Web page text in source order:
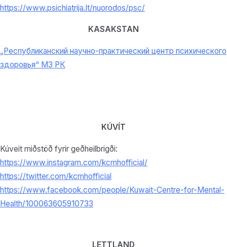
https://www.psichiatrija.lt/nuorodos/psc/
KASAKSTAN
„Республиканский научно-практический центр психического
здоровья“ МЗ РК
KÚVÍT
Kúveit miðstöð fyrir geðheilbrigði:
https://www.instagram.com/kcmhofficial/
https://twitter.com/kcmhofficial
https://www.facebook.com/people/Kuwait-Centre-for-Mental-
Health/100063605910733
LETTLAND